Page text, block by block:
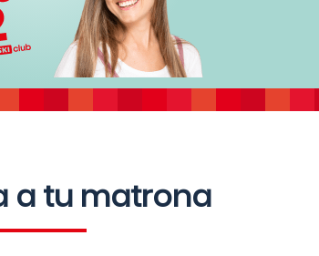
a tu matrona